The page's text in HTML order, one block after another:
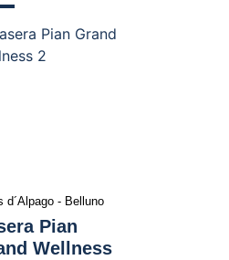
d´Alpago - Belluno
Pian
Wellness